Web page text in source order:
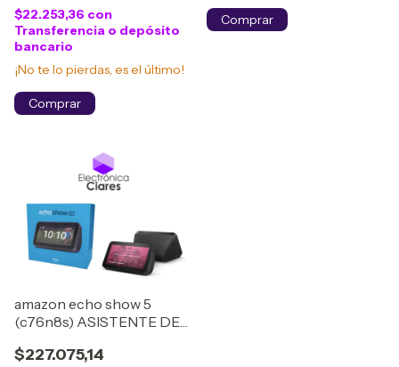
$22.253,36 con
Transferencia o depósito
bancario
¡No te lo pierdas, es el último!
amazon echo show 5
(c76n8s) ASISTENTE DE
$227.075,14